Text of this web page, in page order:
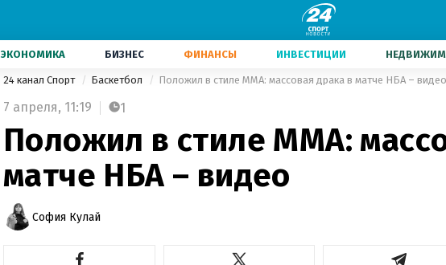
ЭКОНОМИКА БИЗНЕС ФИНАНСЫ ИНВЕСТИЦИИ
24 канал Спорт Баскетбол Положил в стиле ММА: массовая драка в матче НБА – видео
7 апреля, 11:19 1
Положил в стиле ММА:
матче НБА – видео
София Кулай